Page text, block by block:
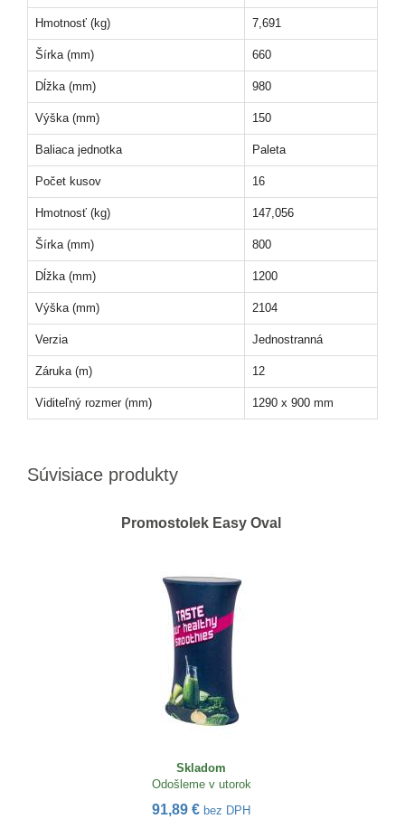
Hmotnosť (kg) 7,691
Šírka (mm) 660
Dĺžka (mm) 980
Výška (mm) 150
Baliaca jednotka Paleta
Počet kusov 16
Hmotnosť (kg) 147,056
Šírka (mm) 800
Dĺžka (mm) 1200
Výška (mm) 2104
Verzia Jednostranná
Záruka (m) 12
Viditeľný rozmer (mm) 1290 x 900 mm
Súvisiace produkty
Promostolek Easy Oval
Skladom
Odošleme v utorok
91,89 € bez DPH